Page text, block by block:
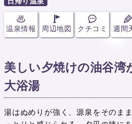
温泉情報 周辺地図 クチコミ 週間
美しい夕焼けの油谷湾
大浴湯
湯はぬめりが強く、源泉をそのま